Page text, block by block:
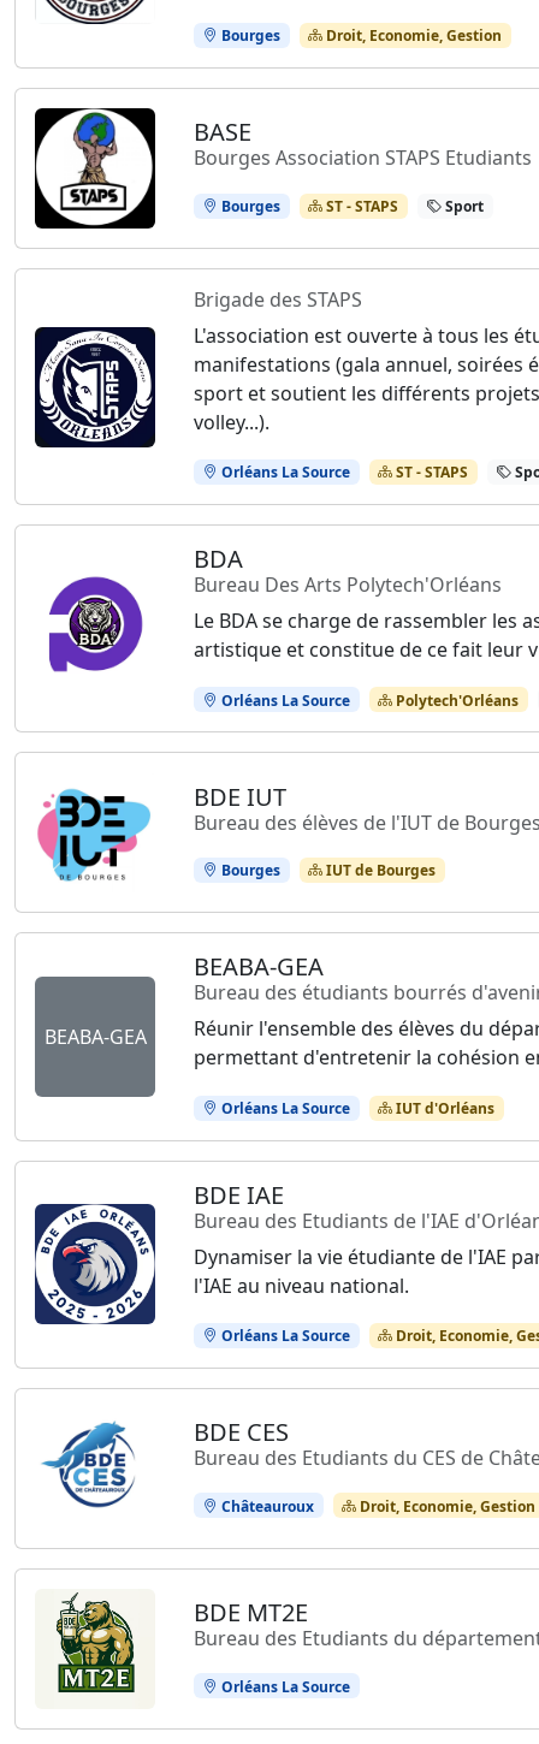
Bourges Droit, Economie, Gestion
BASE
Bourges Association STAPS Etudiants
Bourges ST - STAPS Sport
Brigade des STAPS
L'association est ouverte à tous les
manifestations (gala annuel, soirées
sport et soutient les différents
volley...).
Orléans La Source ST - STAPS
BDA
Bureau Des Arts Polytech'Orléans
Le BDA se charge de rassembler les
artistique et constitue de ce fait leur
Orléans La Source Polytech'Orléans
BDE IUT
Bureau des élèves de l'IUT de
Bourges IUT de Bourges
BEABA-GEA
BEABA-GEA
Bureau des étudiants bourrés
Réunir l'ensemble des élèves du
permettant d'entretenir la cohésion
Orléans La Source IUT d'Orléans
BDE IAE
Bureau des Etudiants de l'IAE
Dynamiser la vie étudiante de l'IAE
l'IAE au niveau national.
Orléans La Source Droit, Economie,
BDE CES
Bureau des Etudiants du CES de
Châteauroux Droit, Economie, Gestion
BDE MT2E
Bureau des Etudiants du
Orléans La Source